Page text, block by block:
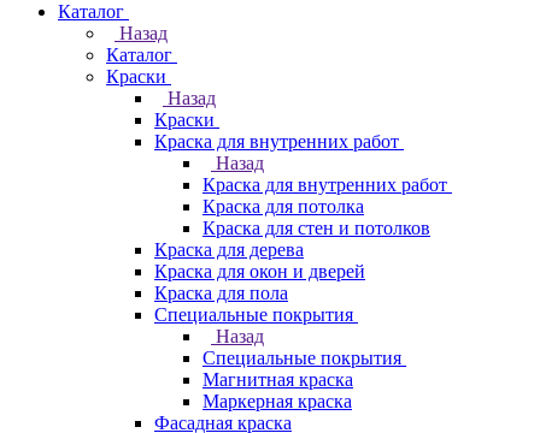
Каталог
Назад
Каталог
Краски
Назад
Краски
Краска для внутренних работ
Назад
Краска для внутренних работ
Краска для потолка
Краска для стен и потолков
Краска для дерева
Краска для окон и дверей
Краска для пола
Специальные покрытия
Назад
Специальные покрытия
Магнитная краска
Маркерная краска
Фасадная краска